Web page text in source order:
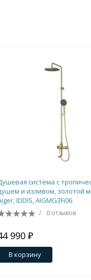
комнат
ванной Ершики
система с
и изливом, золотой
IDDIS, AIGMG3Fi06
/ 0 отзывов
990 ₽
В корзину